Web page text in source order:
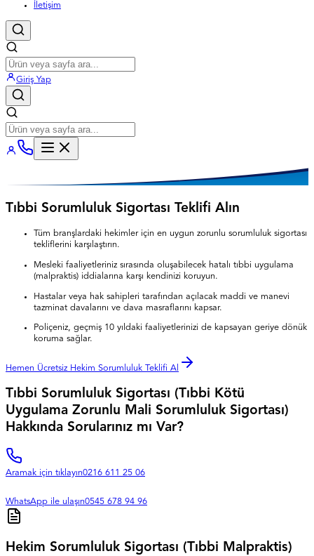
İletişim
Giriş Yap
Tıbbi Sorumluluk Sigortası Teklifi Alın
Tüm branşlardaki hekimler için en uygun zorunlu sorumluluk sigortası
tekliflerini karşılaştırın.
Mesleki faaliyetleriniz sırasında oluşabilecek hatalı tıbbi uygulama
(malpraktis) iddialarına karşı kendinizi koruyun.
Hastalar veya hak sahipleri tarafından açılacak maddi ve manevi
tazminat davalarını ve dava masraflarını kapsar.
Poliçeniz, geçmiş 10 yıldaki faaliyetlerinizi de kapsayan geriye dönük
koruma sağlar.
Hemen Ücretsiz Hekim Sorumluluk Teklifi Al
Tıbbi Sorumluluk Sigortası (Tıbbi Kötü
Uygulama Zorunlu Mali Sorumluluk Sigortası)
Hakkında Sorularınız mı Var?
Aramak için tıklayın0216 611 25 06
WhatsApp ile ulaşın0545 678 94 96
Hekim Sorumluluk Sigortası (Tıbbi Malpraktis)